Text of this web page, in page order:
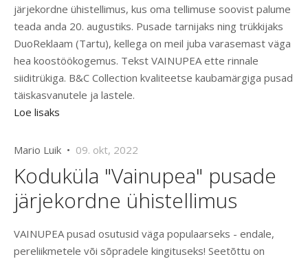
järjekordne ühistellimus, kus oma tellimuse soovist palume
teada anda 20. augustiks. Pusade tarnijaks ning trükkijaks
DuoReklaam (Tartu), kellega on meil juba varasemast väga
hea koostöökogemus. Tekst VAINUPEA ette rinnale
siiditrükiga. B&C Collection kvaliteetse kaubamärgiga pusad
täiskasvanutele ja lastele.
Loe lisaks
Mario Luik • 09. okt, 2022
Koduküla "Vainupea" pusade
järjekordne ühistellimus
VAINUPEA pusad osutusid väga populaarseks - endale,
pereliikmetele või sõpradele kingituseks! Seetõttu on